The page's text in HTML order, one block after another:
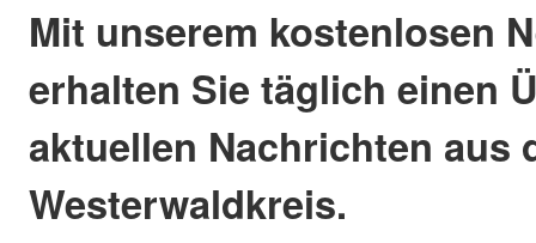
Mit unserem kostenlosen
erhalten Sie täglich einen
aktuellen Nachrichten aus
Westerwaldkreis.